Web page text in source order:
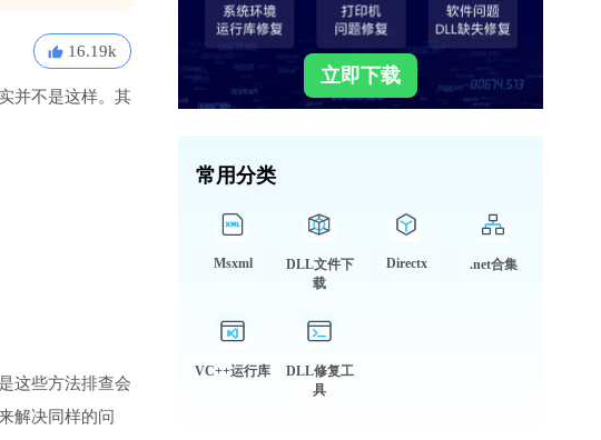
16.19k
并不是这样。其
这些方法排查会
解决同样的问
立即下载
常用分类
Msxml
DLL文件下
载
Directx .net合集
VC++运行库
DLL修复工
具